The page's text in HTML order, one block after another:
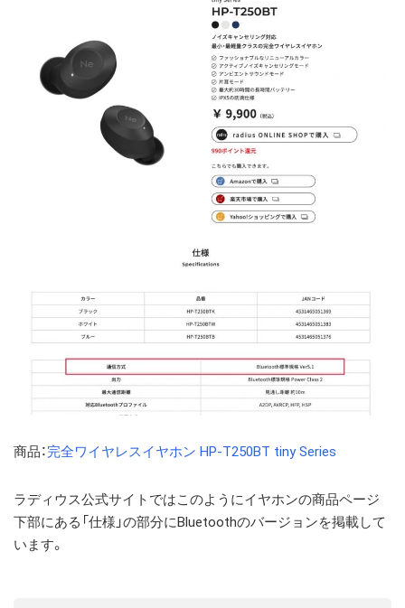
商品：完全ワイヤレスイヤホンHP-T250BT tiny Series
ラディウス公式サイトではこのようにイヤホンの商品ページ
下部にある「仕様」の部分にBluetoothのバージョンを掲載して
います。